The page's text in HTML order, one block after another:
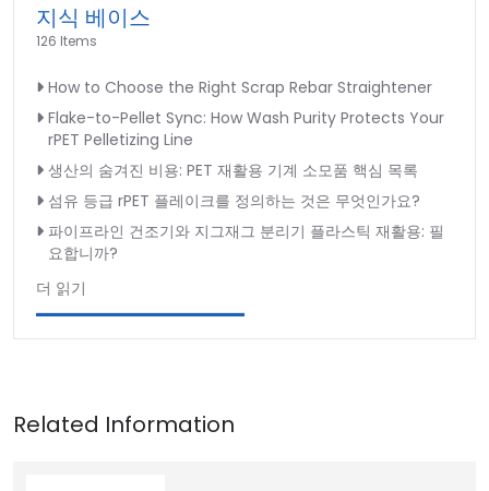
지식 베이스
126 Items
How to Choose the Right Scrap Rebar Straightener
Flake-to-Pellet Sync: How Wash Purity Protects Your
rPET Pelletizing Line
생산의 숨겨진 비용: PET 재활용 기계 소모품 핵심 목록
섬유 등급 rPET 플레이크를 정의하는 것은 무엇인가요?
파이프라인 건조기와 지그재그 분리기 플라스틱 재활용: 필
요합니까?
더 읽기